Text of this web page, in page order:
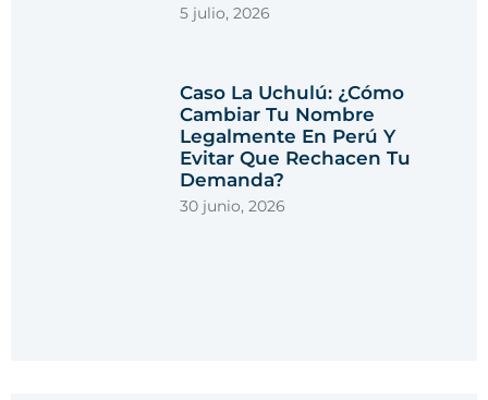
5 julio, 2026
Caso La Uchulú: ¿cómo
Cambiar Tu Nombre
Legalmente En Perú Y
Evitar Que Rechacen Tu
Demanda?
30 junio, 2026